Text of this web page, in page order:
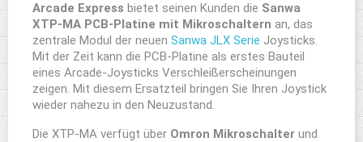
Arcade Express bietet seinen Kunden die Sanwa
XTP-MA PCB-Platine mit Mikroschaltern an, das
zentrale Modul der neuen Sanwa JLX Serie Joysticks.
Mit der Zeit kann die PCB-Platine als erstes Bauteil
eines Arcade-Joysticks Verschleißerscheinungen
zeigen. Mit diesem Ersatzteil bringen Sie Ihren Joystick
wieder nahezu in den Neuzustand.
Die XTP-MA verfügt über Omron Mikroschalter und